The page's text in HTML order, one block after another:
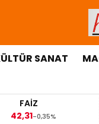
SANAT